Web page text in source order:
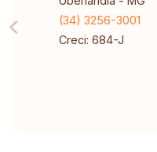
(34) 3256-3001
Creci: 684-J